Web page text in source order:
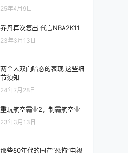
25年4月9日
乔丹再次复出 代言NBA2K11
23年3月13日
两个人双向暗恋的表现 这些细
节须知
24年7月28日
重玩航空霸业2，制霸航空业
23年3月13日
那些80年代的国产“恐怖”电视